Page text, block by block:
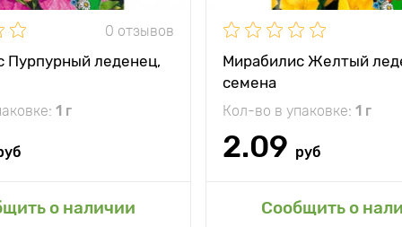
0 отзывов
Пурпурный леденец,
1 г
о наличии
Мирабилис Желтый
семена
Кол-во в упаковке: 1 г
2.09 руб
Сообщить о